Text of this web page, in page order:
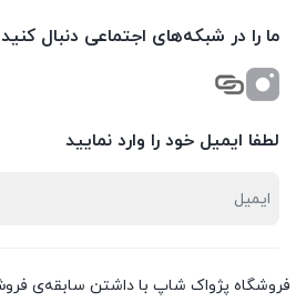
ما را در شبکه‌های اجتماعی دنبال کنید
لطفا ایمیل خود را وارد نمایید